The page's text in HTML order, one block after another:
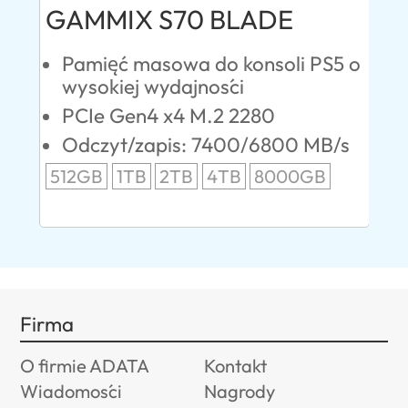
GAMMIX S70 BLADE
Pamięć masowa do konsoli PS5 o
wysokiej wydajności
PCIe Gen4 x4 M.2 2280
Odczyt/zapis: 7400/6800 MB/s
512GB 1TB 2TB 4TB 8000GB
Firma
O firmie ADATA
Kontakt
Wiadomości
Nagrody